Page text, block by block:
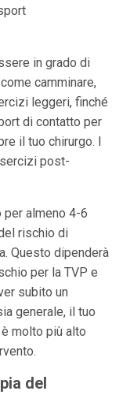
in grado di
camminare,
leggeri, finché
di contatto per
il tuo chirurgo. I
post-
almeno 4-6
rischio di
Questo dipenderà
per la TVP e
subito un
generale, il tuo
molto più alto
del